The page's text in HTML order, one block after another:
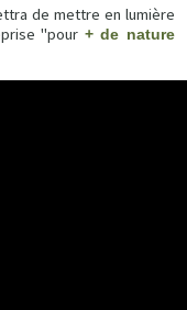
de mettre en lumière
"pour + de nature